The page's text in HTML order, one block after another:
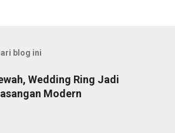
blog ini
Wedding Ring Jadi
Modern